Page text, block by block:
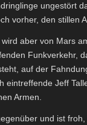
ungestört
vorher, den stillen
aber von Mars
Funkverkehr,
auf der
eintreffende Jeff
Armen.
und ist